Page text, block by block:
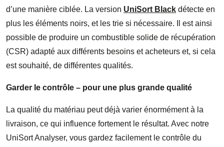
d’une manière ciblée. La version UniSort Black détecte en
plus les éléments noirs, et les trie si nécessaire. Il est ainsi
possible de produire un combustible solide de récupération
(CSR) adapté aux différents besoins et acheteurs et, si cela
est souhaité, de différentes qualités.
Garder le contrôle – pour une plus grande qualité
La qualité du matériau peut déjà varier énormément à la
livraison, ce qui influence fortement le résultat. Avec notre
UniSort Analyser, vous gardez facilement le contrôle du